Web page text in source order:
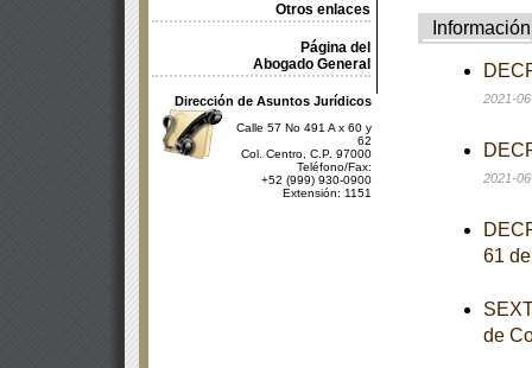
Otros enlaces
Página del
Abogado General
Dirección de Asuntos Jurídicos
Calle 57 No 491 A x 60 y
62
Col. Centro, C.P. 97000
Teléfono/Fax:
+52 (999) 930-0900
Extensión: 1151
Información
2021-
2021-
61
de